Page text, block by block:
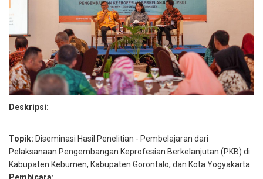
Deskripsi:
Topik: Diseminasi Hasil Penelitian - Pembelajaran dari
Pelaksanaan Pengembangan Keprofesian Berkelanjutan (PKB) di
Kabupaten Kebumen, Kabupaten Gorontalo, dan Kota Yogyakarta